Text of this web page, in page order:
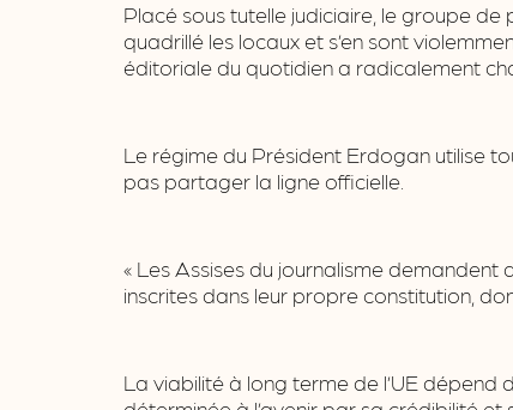
Placé sous tutelle judiciaire, le groupe de
quadrillé les locaux et s’en sont
éditoriale du quotidien a radicalement
Le régime du Président Erdogan utilise
pas partager la ligne officielle.
« Les Assises du journalisme
inscrites dans leur propre constitution,
La viabilité à long terme de l’UE